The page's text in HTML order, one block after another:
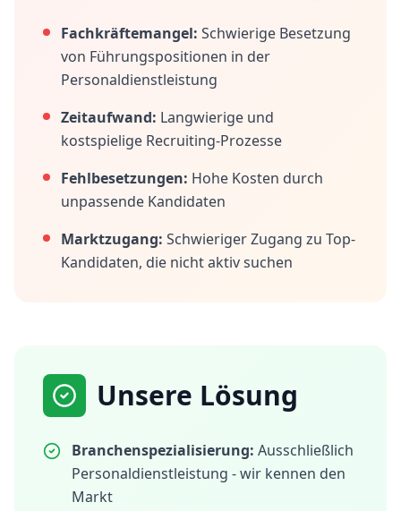
Fachkräftemangel: Schwierige Besetzung
von Führungspositionen in der
Personaldienstleistung
Zeitaufwand: Langwierige und
kostspielige Recruiting-Prozesse
Fehlbesetzungen: Hohe Kosten durch
unpassende Kandidaten
Marktzugang: Schwieriger Zugang zu Top-
Kandidaten, die nicht aktiv suchen
Unsere Lösung
Branchenspezialisierung: Ausschließlich
Personaldienstleistung - wir kennen den
Markt